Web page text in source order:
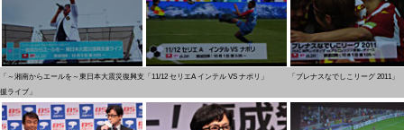
「～湘南からエールを～東日本大震災復興支
援ライブ」
「11/12 セリエA インテル VS ナポリ」 「プレナスなでしこリーグ 2011」